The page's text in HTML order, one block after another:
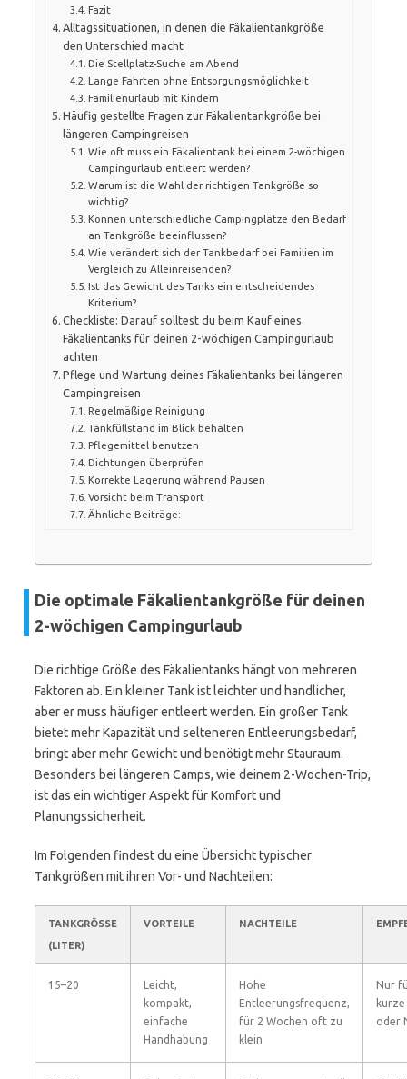
Fazit
Alltagssituationen, in denen die Fäkalientankgröße
den Unterschied macht
Die Stellplatz-Suche am Abend
Lange Fahrten ohne Entsorgungsmöglichkeit
Familienurlaub mit Kindern
Häufig gestellte Fragen zur Fäkalientankgröße bei
längeren Campingreisen
Wie oft muss ein Fäkalientank bei einem 2-wöchigen
Campingurlaub entleert werden?
Warum ist die Wahl der richtigen Tankgröße so
wichtig?
Können unterschiedliche Campingplätze den Bedarf
an Tankgröße beeinflussen?
Wie verändert sich der Tankbedarf bei Familien im
Vergleich zu Alleinreisenden?
Ist das Gewicht des Tanks ein entscheidendes
Kriterium?
Checkliste: Darauf solltest du beim Kauf eines
Fäkalientanks für deinen 2-wöchigen Campingurlaub
achten
Pflege und Wartung deines Fäkalientanks bei längeren
Campingreisen
Regelmäßige Reinigung
Tankfüllstand im Blick behalten
Pflegemittel benutzen
Dichtungen überprüfen
Korrekte Lagerung während Pausen
Vorsicht beim Transport
Ähnliche Beiträge:
Die optimale Fäkalientankgröße für deinen
2-wöchigen Campingurlaub
Die richtige Größe des Fäkalientanks hängt von mehreren
Faktoren ab. Ein kleiner Tank ist leichter und handlicher,
aber er muss häufiger entleert werden. Ein großer Tank
bietet mehr Kapazität und selteneren Entleerungsbedarf,
bringt aber mehr Gewicht und benötigt mehr Stauraum.
Besonders bei längeren Camps, wie deinem 2-Wochen-Trip,
ist das ein wichtiger Aspekt für Komfort und
Planungssicherheit.
Im Folgenden findest du eine Übersicht typischer
Tankgrößen mit ihren Vor- und Nachteilen:
TANKGRÖSSE (
LITER)
VORTEILE NACHTEILE
15–20
Leicht,
kompakt,
einfache
Handhabung
Hohe
Entleerungsfrequenz,
für 2 Wochen oft zu
klein
Nur
oder